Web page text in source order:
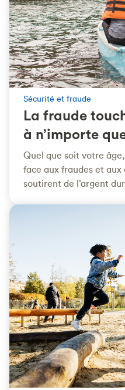
Sécurité et fraude
La fraude
à n’importe
Quel que soit votre
face aux fraudes et aux
soutirent de l’argent